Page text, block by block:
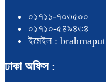
০১৭১১-৭০৩৫০০
০১৭১০-৫৪৯৪৩৪
ইমেইল :
ঢাকা অফিস :